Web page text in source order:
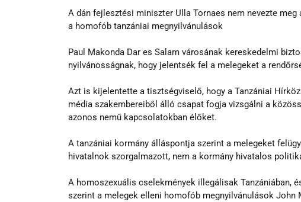
A dán fejlesztési miniszter Ulla Tornaes nem nevezte
a homofób tanzániai megnyilvánulások
Paul Makonda Dar es Salam városának kereskedelmi
nyilvánosságnak, hogy jelentsék fel a melegeket a
Azt is kijelentette a tisztségviselő, hogy a Tanzániai
média szakembereiből álló csapat fogja vizsgálni a
azonos nemű kapcsolatokban élőket.
A tanzániai kormány álláspontja szerint a melegeket
hivatalnok szorgalmazott, nem a kormány hivatalos
A homoszexuális cselekmények illegálisak Tanzániában,
szerint a melegek elleni homofób megnyilvánulások John